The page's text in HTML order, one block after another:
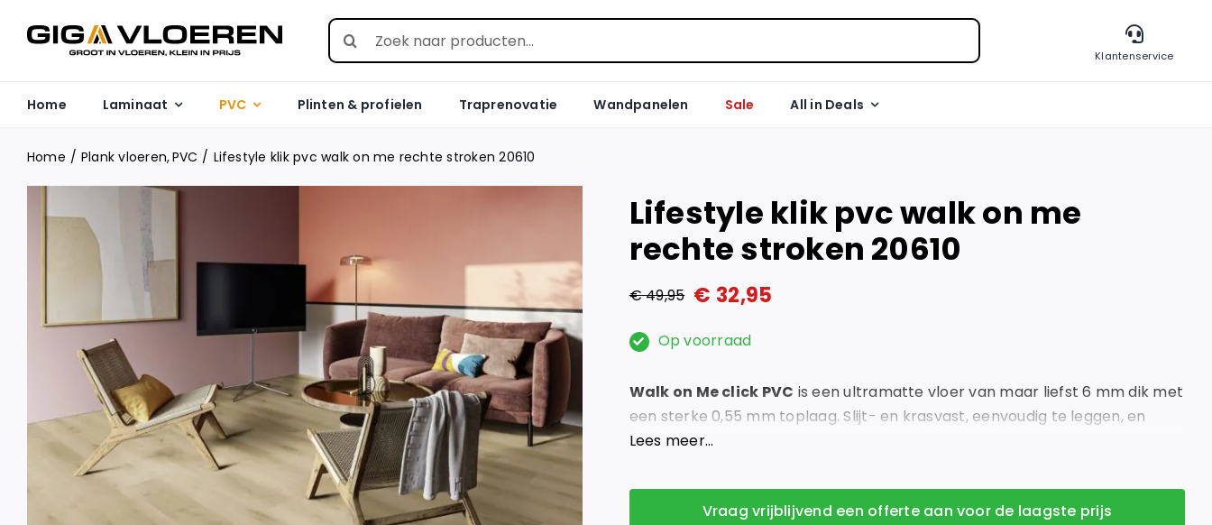
Search
for:
Klantenservice
Home Laminaat PVC Plinten & profielen Traprenovatie Wandpanelen Sale All in Deals
Home Plank vloeren PVC Lifestyle klik pvc walk on me rechte stroken 20610
Lifestyle klik pvc walk on me
rechte stroken 20610
€49,95
Oorspronkelijke
prijs
€ 49,95.
€ 32,95
Huidige
prijs
€ 32,95.
Op voorraad
Walk on Me click PVC is een ultramatte vloer van maar liefst 6 mm dik met
een sterke 0,55 mm toplaag. Slijt- en krasvast, eenvoudig te leggen, en
perfect voor intensief gebruik.
Lees meer…
Vraag vrijblijvend een offerte aan voor de laagste prijs